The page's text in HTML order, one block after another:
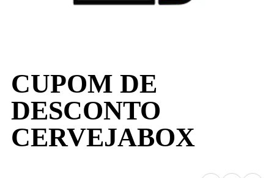
CUPOM DE
DESCONTO
CERVEJABOX